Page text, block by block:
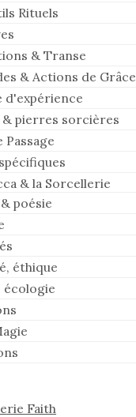
Rituels
& Transe
& Actions de Grâce
d'expérience
& pierres sorcières
Passage
& la Sorcellerie
poésie
éthique
écologie
Faith